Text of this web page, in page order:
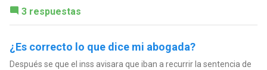
3 respuestas
¿Es correcto lo que dice mi abogada?
Después se que el inss avisara que iban a recurrir la sentencia de